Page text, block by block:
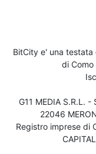
BitCity e' una
di
G11 MEDIA S.R.L.
22046
Registro imprese di